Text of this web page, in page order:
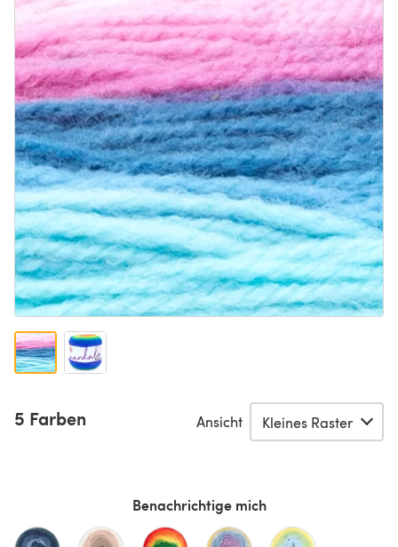
5 Farben Ansicht
Benachrichtige mich